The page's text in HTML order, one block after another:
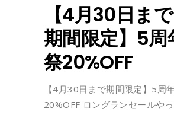
【4月30日まで
期間限定】5周
祭20%OFF
【4月30日まで期間限定】5周
20%OFF ロングランセールや